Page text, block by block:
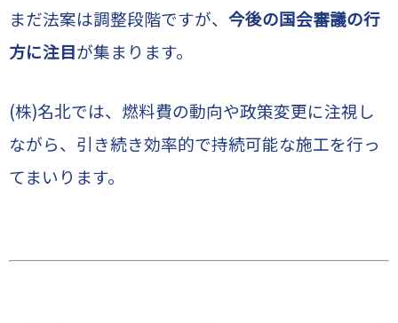
まだ法案は調整段階ですが、 今後の国会審議の行
方に注目が集まります。
(株)名北では、燃料費の動向や政策変更に注視し
ながら、引き続き効率的で持続可能な施工を行っ
てまいります。